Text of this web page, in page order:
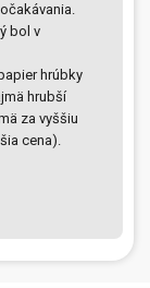
bol v
hrúbky
hrubší
za vyššiu
cena).